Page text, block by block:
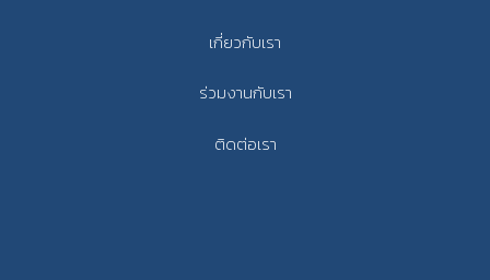
เกี่ยวกับเรา
ร่วมงานกับเรา
ติดต่อเรา